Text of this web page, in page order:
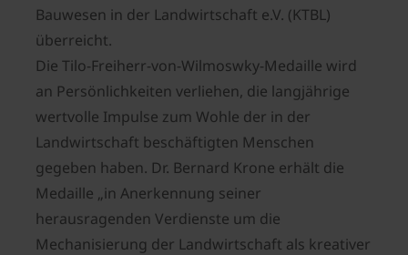
Bauwesen in der Landwirtschaft e.V. (KTBL)
überreicht.
Die Tilo-Freiherr-von-Wilmoswky-Medaille wird
an Persönlichkeiten verliehen, die langjährige
wertvolle Impulse zum Wohle der in der
Landwirtschaft beschäftigten Menschen
gegeben haben. Dr. Bernard Krone erhält die
Medaille „in Anerkennung seiner
herausragenden Verdienste um die
Mechanisierung der Landwirtschaft als kreativer